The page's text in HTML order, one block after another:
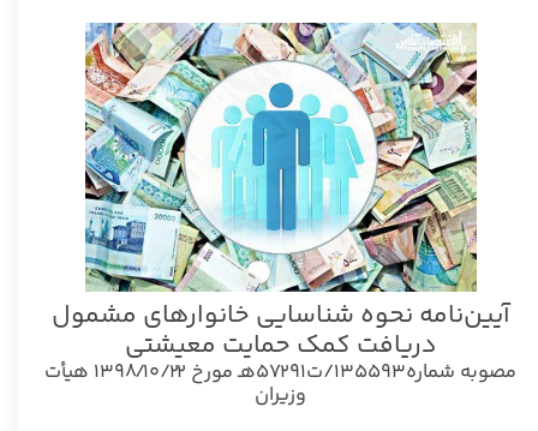
آیین­‌نامه نحوه شناسایی خانوارهای مشمول
دریافت کمک حمایت معیشتی
مصوبه شماره۱۳۵۵۹۳/ت۵۷۲۹۱هـ مورخ ۱۳۹۸/۱۰/۲۲ هیأت
وزیران